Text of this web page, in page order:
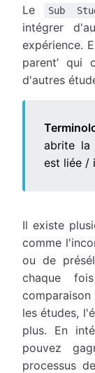
Le Sub
intégrer
expérience.
parent’ qui
d'autres
abrite la
est liée /
Il existe
comme
ou de
chaque
les études,
plus. En
pouvez
processus